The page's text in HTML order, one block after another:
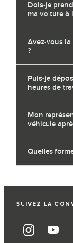
Dois-je
ma voiture à
Avez-vous
?
Puis-je
heures de
Mon
véhicule
Quelles
SUIVEZ LA